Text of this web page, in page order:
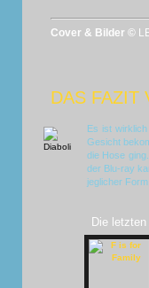
Cover & Bilder ©
DAS FAZIT
Es ist
Gesicht
die Hose
der Blu-ray
jeglicher
Die